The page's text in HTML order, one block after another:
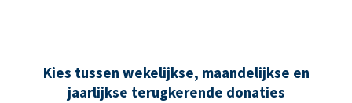
Kies tussen wekelijkse, maandelijkse en
jaarlijkse terugkerende donaties